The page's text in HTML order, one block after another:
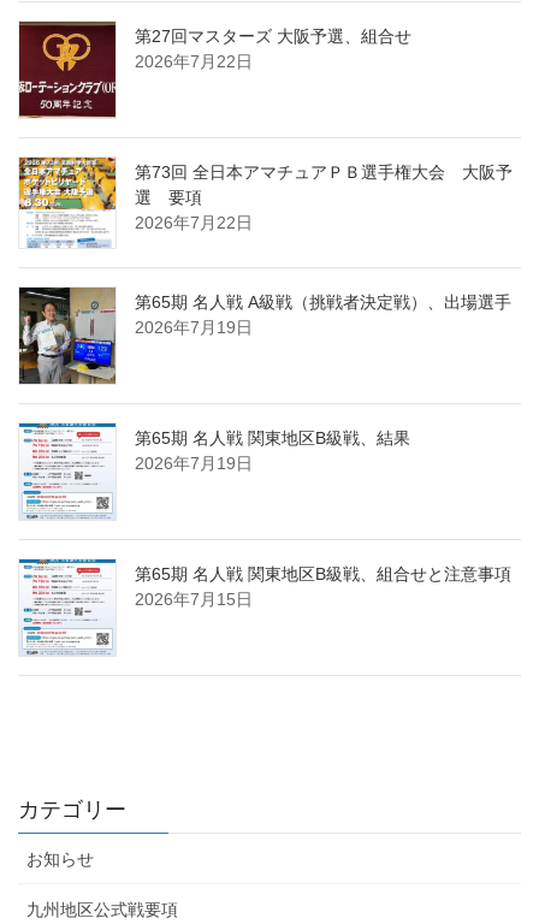
第27回マスターズ 大阪予選、組合せ
2026年7月22日
第73回 全日本アマチュアＰＢ選手権大会 大阪予
選 要項
2026年7月22日
第65期 名人戦 A級戦（挑戦者決定戦）、出場選手
2026年7月19日
第65期 名人戦 関東地区B級戦、結果
2026年7月19日
第65期 名人戦 関東地区B級戦、組合せと注意事項
2026年7月15日
カテゴリー
お知らせ
九州地区公式戦要項